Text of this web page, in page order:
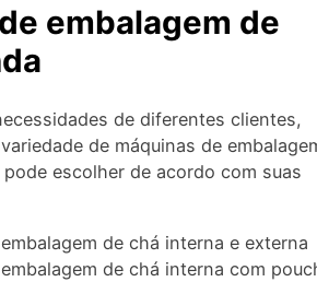
embalagem de
de diferentes clientes,
de máquinas de
escolher de acordo com suas
de chá interna e externa
de chá interna com